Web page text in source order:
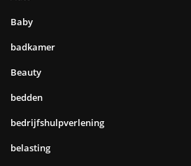
Baby
badkamer
Beauty
bedden
bedrijfshulpverlening
belasting